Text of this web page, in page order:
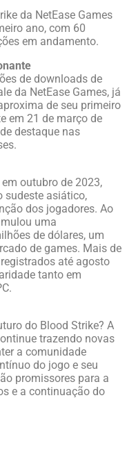
da NetEase Games
ano, com 60
em andamento.
de downloads de
da NetEase Games, já
de seu primeiro
em 21 de março de
destaque nas
outubro de 2023,
sudeste asiático,
dos jogadores. Ao
uma
de dólares, um
de games. Mais de
até agosto
tanto em
do Blood Strike? A
trazendo novas
a comunidade
do jogo e seu
promissores para a
e a continuação do